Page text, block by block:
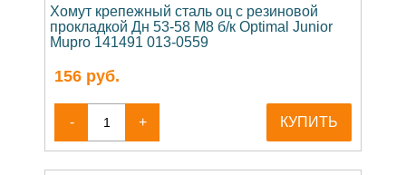
Хомут крепежный сталь оц с резиновой
прокладкой Дн 53-58 М8 б/к Optimal Junior
Mupro 141491 013-0559
156 руб.
- + КУПИТЬ